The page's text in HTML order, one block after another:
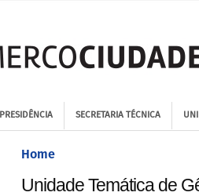
PRESIDÊNCIA SECRETARIA TÉCNICA
Home
Unidade Temática de